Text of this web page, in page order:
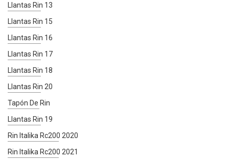
Llantas Rin 13
Llantas Rin 15
Llantas Rin 16
Llantas Rin 17
Llantas Rin 18
Llantas Rin 20
Tapón De Rin
Llantas Rin 19
Rin Italika Rc200 2020
Rin Italika Rc200 2021